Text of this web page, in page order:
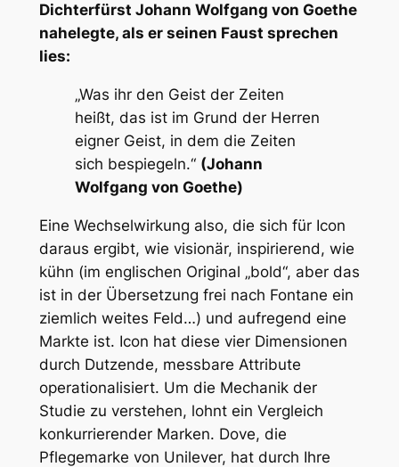
Dichterfürst Johann Wolfgang von Goethe
nahelegte, als er seinen Faust sprechen
lies:
„Was ihr den Geist der Zeiten
heißt, das ist im Grund der Herren
eigner Geist, in dem die Zeiten
sich bespiegeln.“ (Johann
Wolfgang von Goethe)
Eine Wechselwirkung also, die sich für Icon
daraus ergibt, wie visionär, inspirierend, wie
kühn (im englischen Original „bold“, aber das
ist in der Übersetzung frei nach Fontane ein
ziemlich weites Feld…) und aufregend eine
Markte ist. Icon hat diese vier Dimensionen
durch Dutzende, messbare Attribute
operationalisiert. Um die Mechanik der
Studie zu verstehen, lohnt ein Vergleich
konkurrierender Marken. Dove, die
Pflegemarke von Unilever, hat durch Ihre